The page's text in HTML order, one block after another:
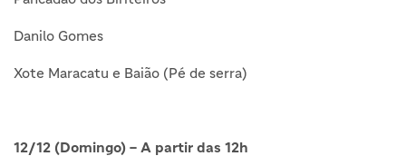
Danilo Gomes
Xote Maracatu e Baião (Pé de serra)
12/12 (Domingo) – A partir das 12h